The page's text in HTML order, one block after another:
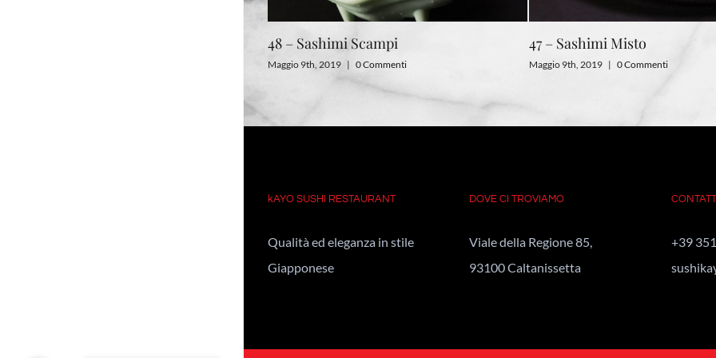
48 – Sashimi Scampi
Maggio 9th, 2019 | 0 Commenti
47 – Sashimi Misto
Maggio 9th, 2019 | 0 Commenti
kAYO SUSHI RESTAURANT
Qualità ed eleganza in stile
Giapponese
DOVE CI TROVIAMO
Viale della Regione 85,
93100 Caltanissetta
+39